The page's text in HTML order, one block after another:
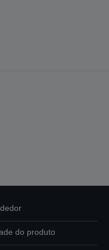
do produto